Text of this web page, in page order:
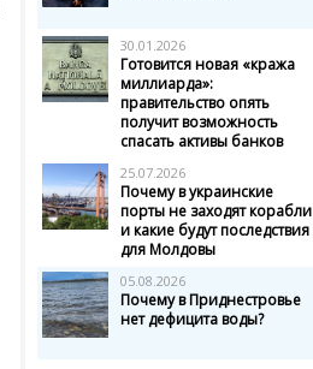
30.01.2026
Готовится новая «кража
миллиарда»:
правительство опять
получит возможность
спасать активы банков
25.07.2026
Почему в украинские
порты не заходят корабли
и какие будут последствия
для Молдовы
05.08.2026
Почему в Приднестровье
нет дефицита воды?